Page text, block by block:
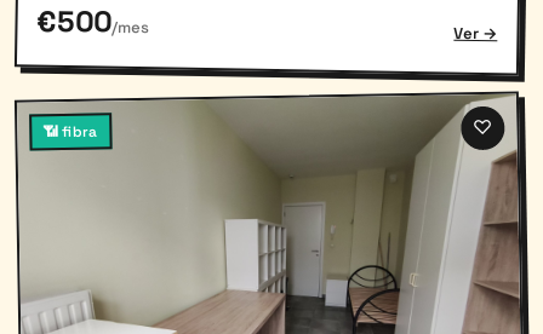
€500/mes Ver →
📶 fibra ♡